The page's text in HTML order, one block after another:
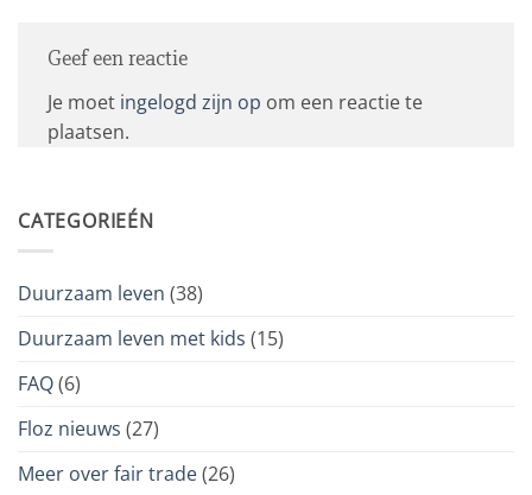
Geef een reactie
Je moet ingelogd zijn op om een reactie te
plaatsen.
CATEGORIEÉN
Duurzaam leven (38)
Duurzaam leven met kids (15)
FAQ(6)
Floz nieuws (27)
Meer over fair trade(26)